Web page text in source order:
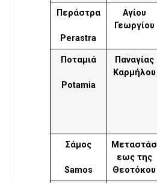
Περάστρα
Perastra
Αγίου
Γεωργίου
Ποταμιά
Potamia
Παναγίας
Καρμήλου
Σάμος
Samos
Μεταστάσ
εως της
Θεοτόκου